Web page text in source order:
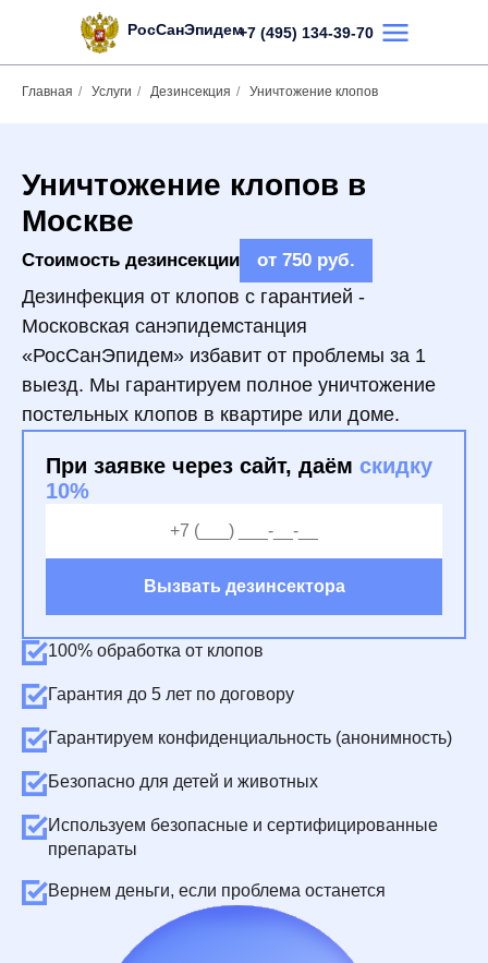
+7 (495) 134-39-70
Услуги Отзывы
РосСанЭпидем
Главная / Услуги / Дезинсекция / Уничтожение клопов
Уничтожение клопов в
Москве
Стоимость дезинсекции от 750 руб.
Дезинфекция от клопов с гарантией -
Московская санэпидемстанция
«РосСанЭпидем» избавит от проблемы за 1
выезд. Мы гарантируем полное уничтожение
постельных клопов в квартире или доме.
При заявке через сайт, даём скидку
10%
Вызвать дезинсектора
100% обработка от клопов
Гарантия до 5 лет по договору
Гарантируем конфиденциальность (анонимность)
Безопасно для детей и животных
Используем безопасные и сертифицированные
препараты
Вернем деньги, если проблема останется